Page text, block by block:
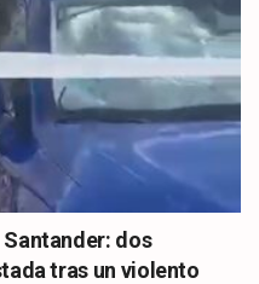
dos
tras un violento